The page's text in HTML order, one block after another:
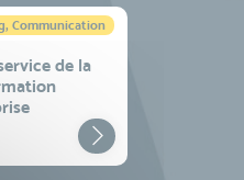
Communication
de la